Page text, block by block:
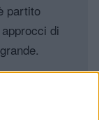
partito
di
da oltre 16